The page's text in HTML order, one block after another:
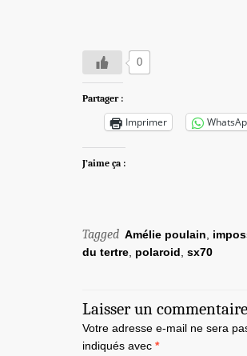
0
Partager :
Imprimer
J’aime ça :
Tagged Amélie poulain
du tertre polaroid sx70
Laisser un commentaire
Votre adresse e-mail ne sera
indiqués avec *